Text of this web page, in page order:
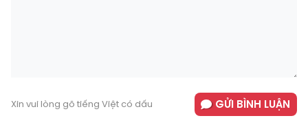
Xin vui lòng gõ tiếng Việt có dấu GỬI BÌNH LUẬN